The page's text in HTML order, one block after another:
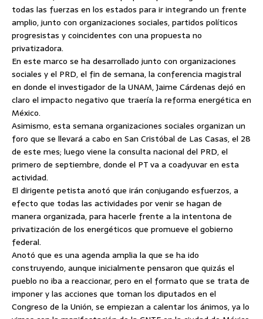
todas las fuerzas en los estados para ir integrando un frente
amplio, junto con organizaciones sociales, partidos políticos
progresistas y coincidentes con una propuesta no
privatizadora.
En este marco se ha desarrollado junto con organizaciones
sociales y el PRD, el fin de semana, la conferencia magistral
en donde el investigador de la UNAM, Jaime Cárdenas dejó en
claro el impacto negativo que traería la reforma energética en
México.
Asimismo, esta semana organizaciones sociales organizan un
foro que se llevará a cabo en San Cristóbal de Las Casas, el 28
de este mes; luego viene la consulta nacional del PRD, el
primero de septiembre, donde el PT va a coadyuvar en esta
actividad.
El dirigente petista anotó que irán conjugando esfuerzos, a
efecto que todas las actividades por venir se hagan de
manera organizada, para hacerle frente a la intentona de
privatización de los energéticos que promueve el gobierno
federal.
Anotó que es una agenda amplia la que se ha ido
construyendo, aunque inicialmente pensaron que quizás el
pueblo no iba a reaccionar, pero en el formato que se trata de
imponer y las acciones que toman los diputados en el
Congreso de la Unión, se empiezan a calentar los ánimos, ya lo